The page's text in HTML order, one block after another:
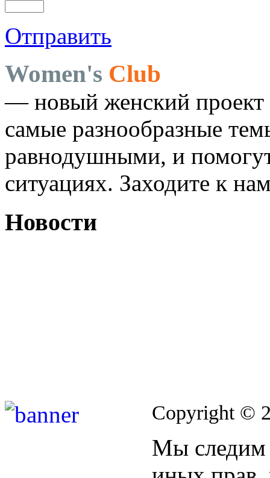
Отправить
Women's Club
— новый женский проект
самые разнообразные
равнодушными, и
ситуациях. Заходите к
Новости
Copyright ©
Мы следим